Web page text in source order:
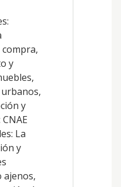
y
y
La
y
ajenos,